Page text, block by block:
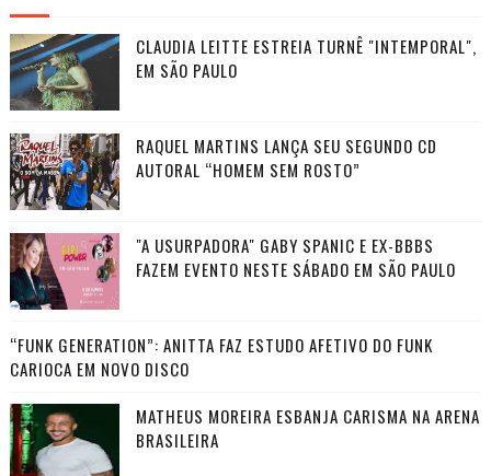
CLAUDIA LEITTE ESTREIA TURNÊ "INTEMPORAL",
EM SÃO PAULO
RAQUEL MARTINS LANÇA SEU SEGUNDO CD
AUTORAL “HOMEM SEM ROSTO”
"A USURPADORA" GABY SPANIC E EX-BBBS
FAZEM EVENTO NESTE SÁBADO EM SÃO PAULO
“FUNK GENERATION”: ANITTA FAZ ESTUDO AFETIVO DO FUNK
CARIOCA EM NOVO DISCO
MATHEUS MOREIRA ESBANJA CARISMA NA ARENA
BRASILEIRA